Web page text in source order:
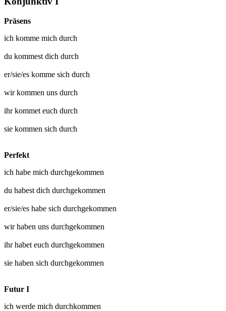
Präsens
ich komme mich durch
du kommest dich durch
er/sie/es komme sich durch
wirkommen uns durch
ihrkommet euch durch
sie kommen sich durch
Perfekt
ich habe mich durchgekommen
du habest dich durchgekommen
er/sie/es habe sich durchgekommen
wir haben uns durchgekommen
ihr habet euch durchgekommen
sie haben sich durchgekommen
Futur I
ich werde mich durchkommen